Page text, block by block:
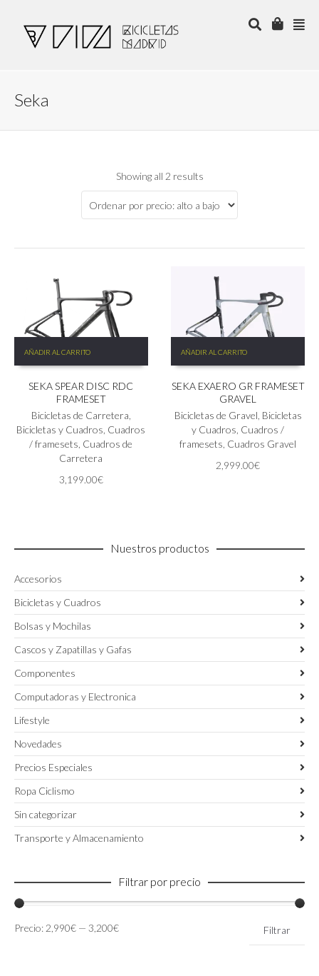
Seka
Showing all 2 results
AÑADIR AL CARRITO
SEKA SPEAR DISC RDC
FRAMESET
Bicicletas de Carretera,
Bicicletas y Cuadros, Cuadros
/ framesets, Cuadros de
Carretera
3,199.00€
AÑADIR AL CARRITO
SEKA EXAERO GR FRAMESET
GRAVEL
Bicicletas de Gravel, Bicicletas
y Cuadros, Cuadros /
framesets, Cuadros Gravel
2,999.00€
Nuestros productos
Accesorios
Bicicletas y Cuadros
Bolsas y Mochilas
Cascos y Zapatillas y Gafas
Componentes
Computadoras y Electronica
Lifestyle
Novedades
Precios Especiales
Ropa Ciclismo
Sin categorizar
Transporte y Almacenamiento
Filtrar por precio
Precio
Precio
Filtrar
Precio: 2,990€ — 3,200€